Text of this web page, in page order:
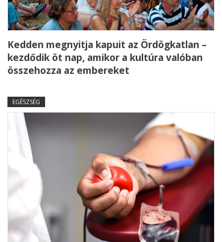
Kedden megnyitja kapuit az Ördögkatlan –
kezdődik öt nap, amikor a kultúra valóban
összehozza az embereket
EGÉSZSÉG